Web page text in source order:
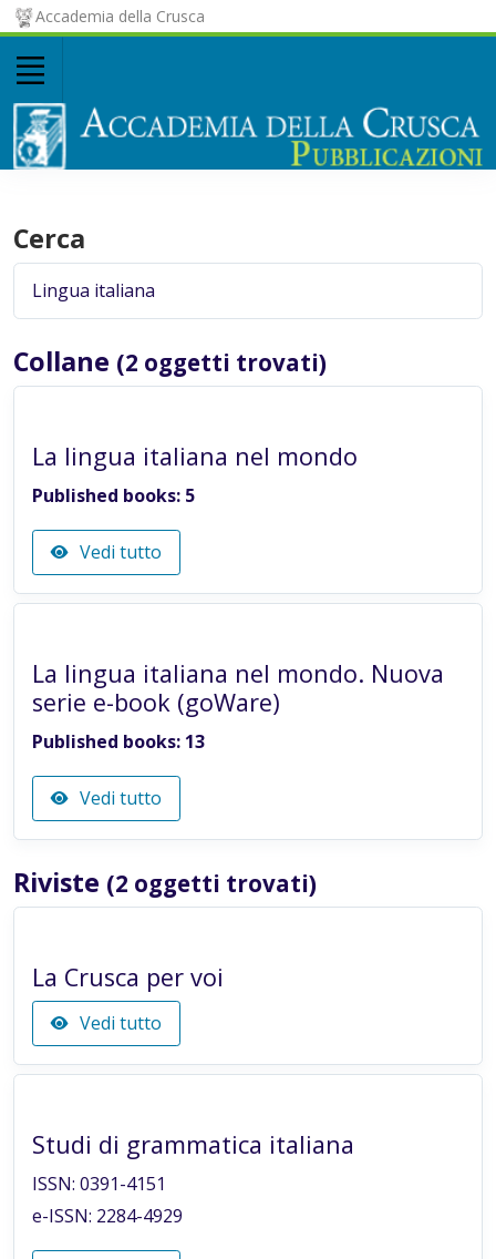
Accademia della Crusca
Cerca
Collane (2 oggetti trovati)
La lingua italiana nel mondo
Published books: 5
Vedi tutto
La lingua italiana nel mondo. Nuova
serie e-book (goWare)
Published books: 13
Vedi tutto
Riviste (2 oggetti trovati)
La Crusca per voi
Vedi tutto
Studi di grammatica italiana
ISSN: 0391-4151
e-ISSN: 2284-4929